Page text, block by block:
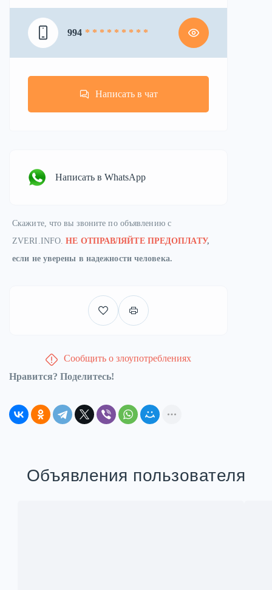
994 * * * * * * * * *
Написать в чат
Написать в WhatsApp
Скажите, что вы звоните по объявлению с
ZVERI.INFO.НЕ ОТПРАВЛЯЙТЕ ПРЕДОПЛАТУ,
если не уверены в надежности человека.
Сообщить о злоупотреблениях
Нравится? Поделитесь!
Объявления пользователя